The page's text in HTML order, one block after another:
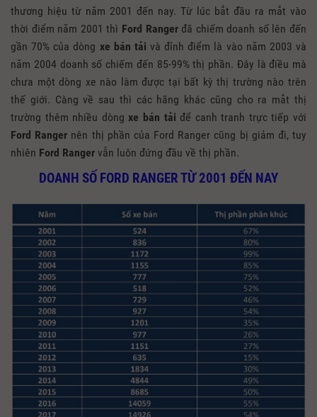
thương hiệu từ năm 2001 đến nay. Từ lúc bắt đầu ra mắt vào
thời điểm năm 2001 thì Ford Rangerđã chiếm doanh số lên đến
gần 70% của dòng xe bán tải và đỉnh điểm là vào năm 2003 và
năm 2004 doanh số chiếm đến 85-99% thị phần. Đây là điều mà
chưa một dòng xe nào làm được tại bất kỳ thị trường nào trên
thế giới. Càng về sau thì các hãng khác cũng cho ra mắt thị
trường thêm nhiều dòngxe bán tải để canh tranh trực tiếp với
Ford Ranger nên thị phần của Ford Ranger cũng bị giảm đi, tuy
nhiên Ford Ranger vẫn luôn đứng đầu về thị phần.
DOANH SỐ FORD RANGER TỪ 2001 ĐẾN NAY